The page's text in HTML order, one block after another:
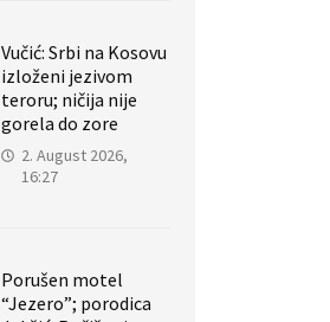
Vučić: Srbi na Kosovu
izloženi jezivom
teroru; ničija nije
gorela do zore
2. August 2026,
16:27
Porušen motel
“Jezero”; porodica